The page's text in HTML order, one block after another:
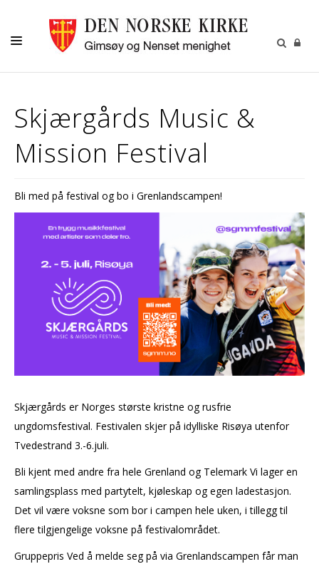
BARN OG UNGDOM
VOKSNE
OM OSS
MENIGHETSBLADET
Skjærgårds Music &
Mission Festival
Bli med på festival og bo i Grenlandscampen!
Skjærgårds er Norges største kristne og rusfrie
ungdomsfestival. Festivalen skjer på idylliske Risøya utenfor
Tvedestrand 3.-6.juli.
Bli kjent med andre fra hele Grenland og Telemark Vi lager en
samlingsplass med partytelt, kjøleskap og egen ladestasjon.
Det vil være voksne som bor i campen hele uken, i tillegg til
flere tilgjengelige voksne på festivalområdet.
Gruppepris Ved å melde seg på via Grenlandscampen får man